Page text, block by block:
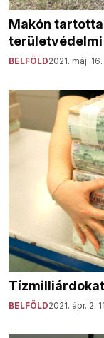
Makón
BELFÖLD2021. máj.
BELFÖLD2021. ápr. 2.